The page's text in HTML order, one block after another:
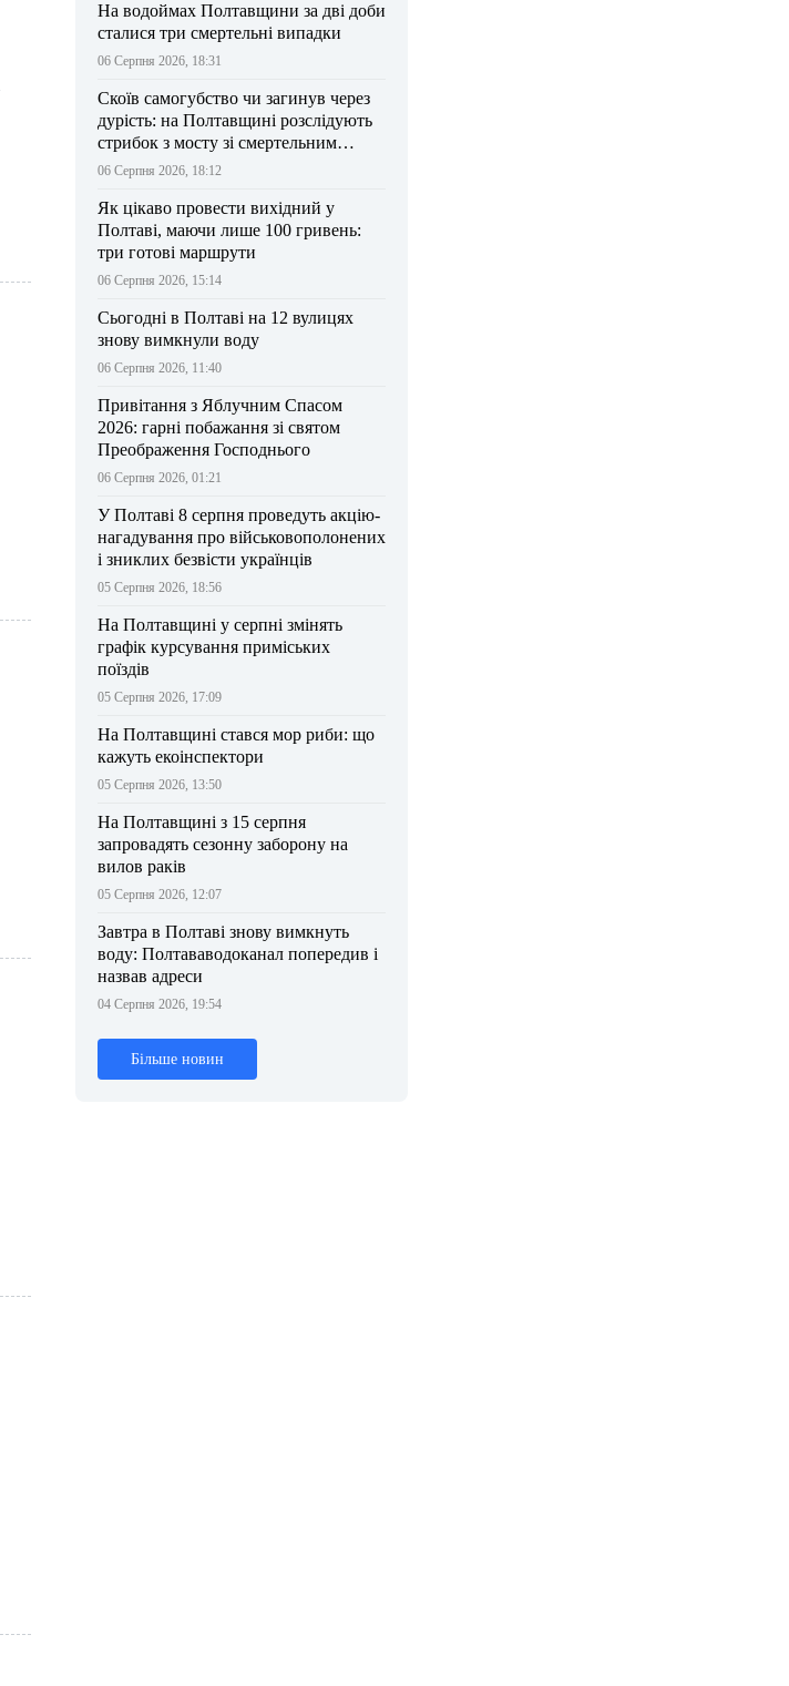
На водоймах Полтавщини за дві доби
сталися три смертельні випадки
06 Серпня 2026, 18:31
Скоїв самогубство чи загинув через
дурість: на Полтавщині розслідують
стрибок з мосту зі смертельним
результатом
06 Серпня 2026, 18:12
Як цікаво провести вихідний у
Полтаві, маючи лише 100 гривень:
три готові маршрути
06 Серпня 2026, 15:14
Сьогодні в Полтаві на 12 вулицях
знову вимкнули воду
06 Серпня 2026, 11:40
Привітання з Яблучним Спасом
2026: гарні побажання зі святом
Преображення Господнього
06 Серпня 2026, 01:21
У Полтаві 8 серпня проведуть акцію-
нагадування про військовополонених
і зниклих безвісти українців
05 Серпня 2026, 18:56
На Полтавщині у серпні змінять
графік курсування приміських
поїздів
05 Серпня 2026, 17:09
На Полтавщині стався мор риби: що
кажуть екоінспектори
05 Серпня 2026, 13:50
На Полтавщині з 15 серпня
запровадять сезонну заборону на
вилов раків
05 Серпня 2026, 12:07
Завтра в Полтаві знову вимкнуть
воду: Полтававодоканал попередив і
назвав адреси
04 Серпня 2026, 19:54
Більше новин